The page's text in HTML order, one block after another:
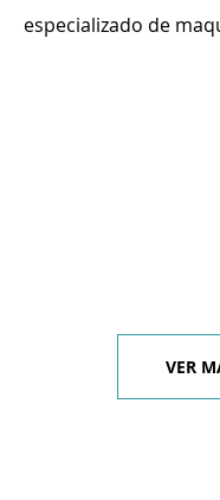
especializado de
VER